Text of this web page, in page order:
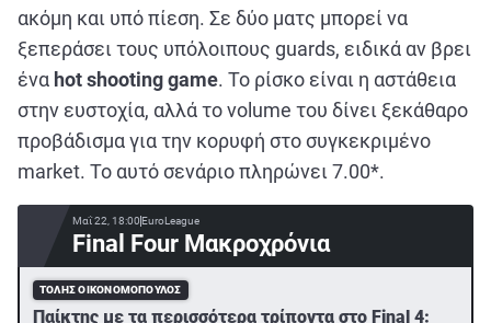
ακόμη και υπό πίεση. Σε δύο ματς μπορεί να
ξεπεράσει τους υπόλοιπους guards, ειδικά αν βρει
ένα hot shooting game. Το ρίσκο είναι η αστάθεια
στην ευστοχία, αλλά το volume του δίνει ξεκάθαρο
προβάδισμα για την κορυφή στο συγκεκριμένο
market. Το αυτό σενάριο πληρώνει 7.00*.
Μαΐ 22, 18:00EuroLeague
Final Four Μακροχρόνια
ΤΌΛΗΣ ΟΙΚΟΝΟΜΌΠΟΥΛΟΣ
Παίκτης με τα περισσότερα τρίποντα στο Final 4: